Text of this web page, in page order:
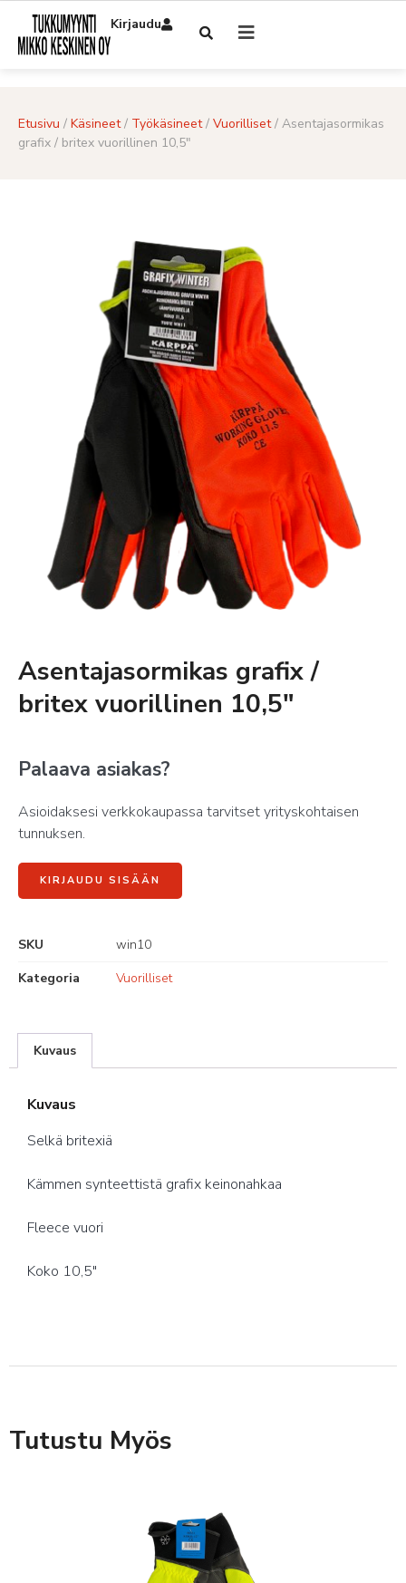
Kirjaudu
Etusivu / Käsineet/ Työkäsineet/ Vuorilliset/ Asentajasormikas
grafix / britex vuorillinen 10,5″
Asentajasormikas grafix /
britex vuorillinen 10,5″
Palaava asiakas?
Asioidaksesi verkkokaupassa tarvitset yrityskohtaisen
tunnuksen.
KIRJAUDU SISÄÄN
SKU
win10
Kategoria
Vuorilliset
Kuvaus
Kuvaus
Selkä britexiä
Kämmen synteettistä grafix keinonahkaa
Fleece vuori
Koko 10,5″
Tutustu Myös